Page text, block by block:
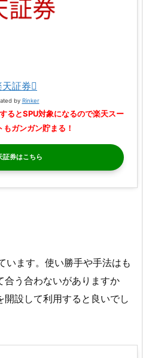
天証券
by Rinker
るとSPU対象になるので楽天スー
ガンガン貯まる！
証券
います。使い勝手や手法はも
合う合わないがありますか
設して利用すると良いでし